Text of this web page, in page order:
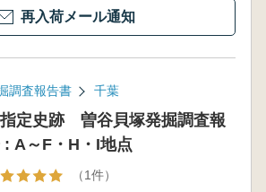
再入荷メール通知
調査報告書 千葉
指定史跡 曽谷貝塚発掘調査報
: A～F・H・I地点
（1件）